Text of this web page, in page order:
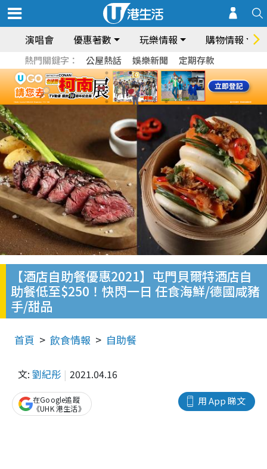
演唱會 優惠著數 玩樂情報 購物情報
熱門關鍵字： 公屋熱話 娛樂新聞 定期存款
【酒店自助餐優惠2021】屯門貝爾特酒店自
助餐低至$250！快閃一日 任食海鮮/德國咸豬
手/甜品
首頁 飲食情報 自助餐
文: 劉紀彤 2021.04.16
用 App 睇文
在Google追蹤
《UHK 港生活》